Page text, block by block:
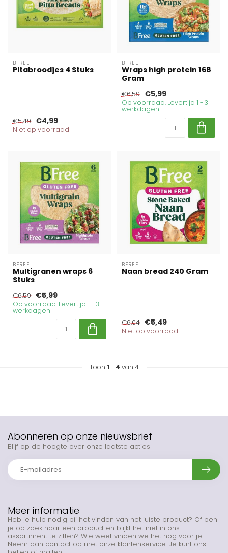
BFREE
Pitabroodjes 4 Stuks
€5,49 €4,99
Niet op voorraad
BFREE
Wraps high protein 168
Gram
€6,59 €5,99
Op voorraad. Levertijd 1 - 3
werkdagen
BFREE
Multigranen wraps 6
Stuks
€6,59 €5,99
Op voorraad. Levertijd 1 - 3
werkdagen
BFREE
Naan bread 240 Gram
€6,04 €5,49
Niet op voorraad
Toon 1 - 4 van 4
Meer informatie
Heb je hulp nodig bij het vinden van het juiste product? Of ben
je op zoek naar een product en blijkt het niet in ons
assortiment te zitten? Wie weet vinden we het nog voor je.
Neem dan contact op met onze klantenservice. Je kunt ons
Abonneren op onze nieuwsbrief
Blijf op de hoogte over onze laatste acties